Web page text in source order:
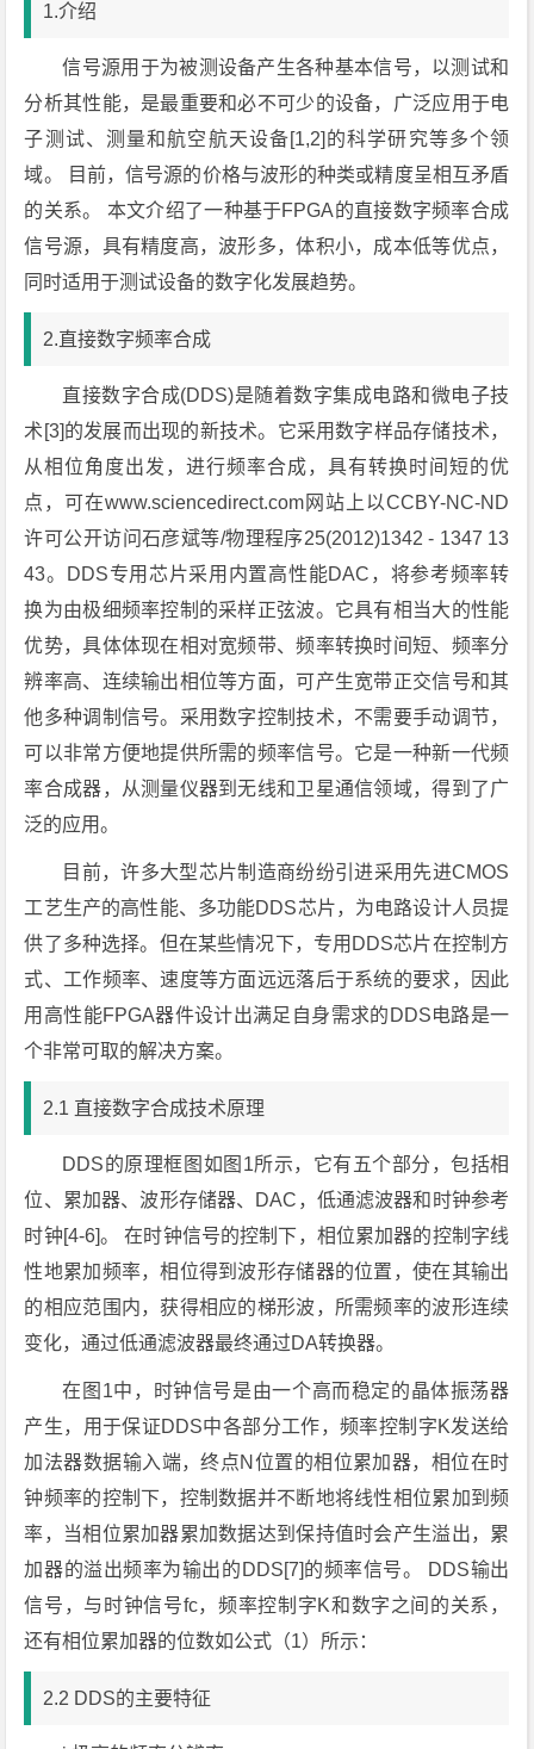
1.介绍
信号源用于为被测设备产生各种基本信号，以测试和
分析其性能，是最重要和必不可少的设备，广泛应用于电
子测试、测量和航空航天设备[1,2]的科学研究等多个领
域。 目前，信号源的价格与波形的种类或精度呈相互矛盾
的关系。 本文介绍了一种基于FPGA的直接数字频率合成
信号源，具有精度高，波形多，体积小，成本低等优点，
同时适用于测试设备的数字化发展趋势。
2.直接数字频率合成
直接数字合成(DDS)是随着数字集成电路和微电子技
术[3]的发展而出现的新技术。它采用数字样品存储技术，
从相位角度出发，进行频率合成，具有转换时间短的优
点，可在www.sciencedirect.com网站上以CCBY-NC-ND
许可公开访问石彦斌等/物理程序25(2012)1342 - 1347 13
43。DDS专用芯片采用内置高性能DAC，将参考频率转
换为由极细频率控制的采样正弦波。它具有相当大的性能
优势，具体体现在相对宽频带、频率转换时间短、频率分
辨率高、连续输出相位等方面，可产生宽带正交信号和其
他多种调制信号。采用数字控制技术，不需要手动调节，
可以非常方便地提供所需的频率信号。它是一种新一代频
率合成器，从测量仪器到无线和卫星通信领域，得到了广
泛的应用。
目前，许多大型芯片制造商纷纷引进采用先进CMOS
工艺生产的高性能、多功能DDS芯片，为电路设计人员提
供了多种选择。但在某些情况下，专用DDS芯片在控制方
式、工作频率、速度等方面远远落后于系统的要求，因此
用高性能FPGA器件设计出满足自身需求的DDS电路是一
个非常可取的解决方案。
2.1 直接数字合成技术原理
DDS的原理框图如图1所示，它有五个部分，包括相
位、累加器、波形存储器、DAC，低通滤波器和时钟参考
时钟[4-6]。 在时钟信号的控制下，相位累加器的控制字线
性地累加频率，相位得到波形存储器的位置，使在其输出
的相应范围内，获得相应的梯形波，所需频率的波形连续
变化，通过低通滤波器最终通过DA转换器。
在图1中，时钟信号是由一个高而稳定的晶体振荡器
产生，用于保证DDS中各部分工作，频率控制字K发送给
加法器数据输入端，终点N位置的相位累加器，相位在时
钟频率的控制下，控制数据并不断地将线性相位累加到频
率，当相位累加器累加数据达到保持值时会产生溢出，累
加器的溢出频率为输出的DDS[7]的频率信号。 DDS输出
信号，与时钟信号fc，频率控制字K和数字之间的关系，
还有相位累加器的位数如公式（1）所示：
2.2 DDS的主要特征